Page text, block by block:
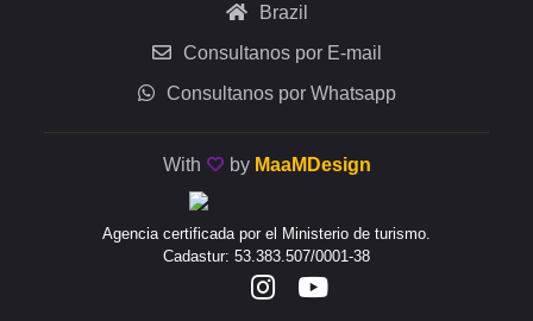
Brazil
Consultanos por E-mail
Consultanos por Whatsapp
With by MaaMDesign
Agencia certificada por el Ministerio de turismo.
Cadastur: 53.383.507/0001-38